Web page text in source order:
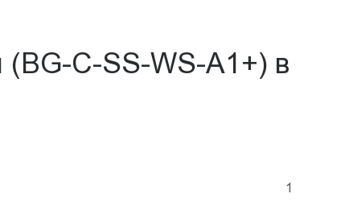
(BG-C-SS-WS-A1+) в
1